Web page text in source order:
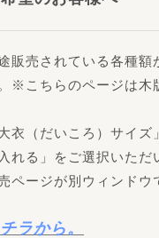
販売されている各種
※こちらのページは木
衣（だいころ）サイズ
れる」をご選択いた
ページが別ウィンド
ラから。